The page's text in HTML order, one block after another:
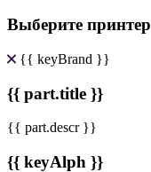
Выберите принтер
{{ keyBrand }}
{{ part.title }}
{{ part.descr }}
{{ keyAlph }}